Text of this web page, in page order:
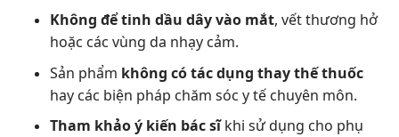
Không để tinh dầu dây vào mắt, vết thương hở
hoặc các vùng da nhạy cảm.
Sản phẩm không có tác dụng thay thế thuốc
hay các biện pháp chăm sóc y tế chuyên môn.
Tham khảo ý kiến bác sĩkhi sử dụng cho phụ